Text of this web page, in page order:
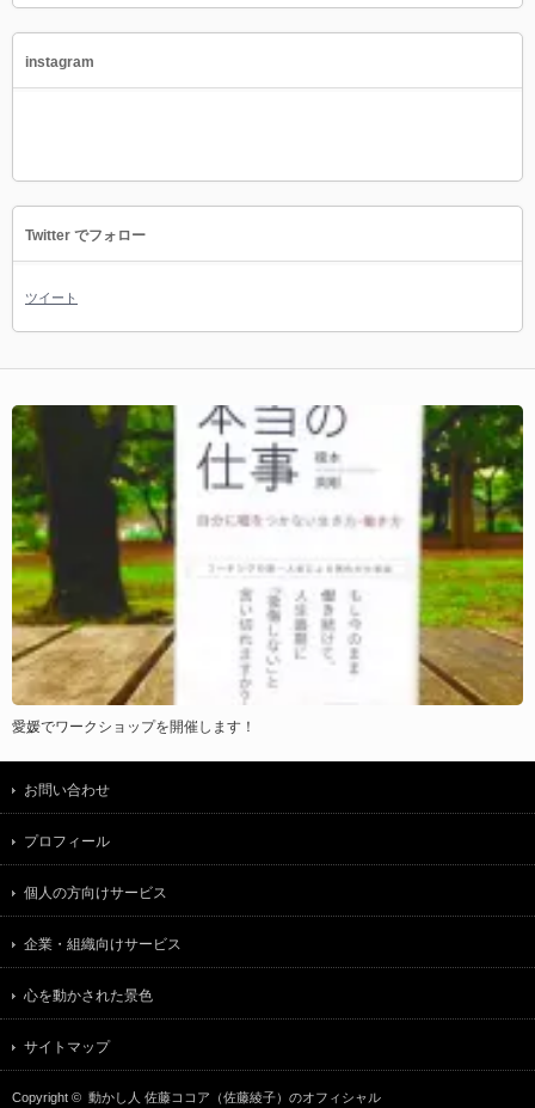
instagram
Twitter でフォロー
ツイート
愛媛でワークショップを開催します！
お問い合わせ
プロフィール
個人の方向けサービス
企業・組織向けサービス
心を動かされた景色
サイトマップ
Copyright © 動かし人 佐藤ココア（佐藤綾子）のオフィシャル